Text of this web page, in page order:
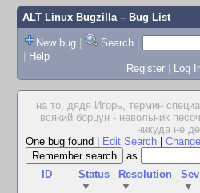
ALT Linux Bugzilla– Bug List
New bug | Search |
| Help
Register | Log
на то, дядя Игорь, термин
всякий борцун - невольник
никуда не
One bug found
Edit Search
as
ID
Status
▼
Resolution
▼
Sev
▼